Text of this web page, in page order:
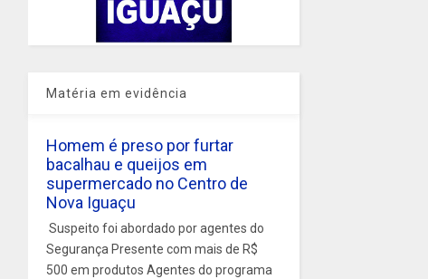
Matéria em evidência
Homem é preso por furtar
bacalhau e queijos em
supermercado no Centro de
Nova Iguaçu
Suspeito foi abordado por agentes do
Segurança Presente com mais de R$
500 em produtos Agentes do programa